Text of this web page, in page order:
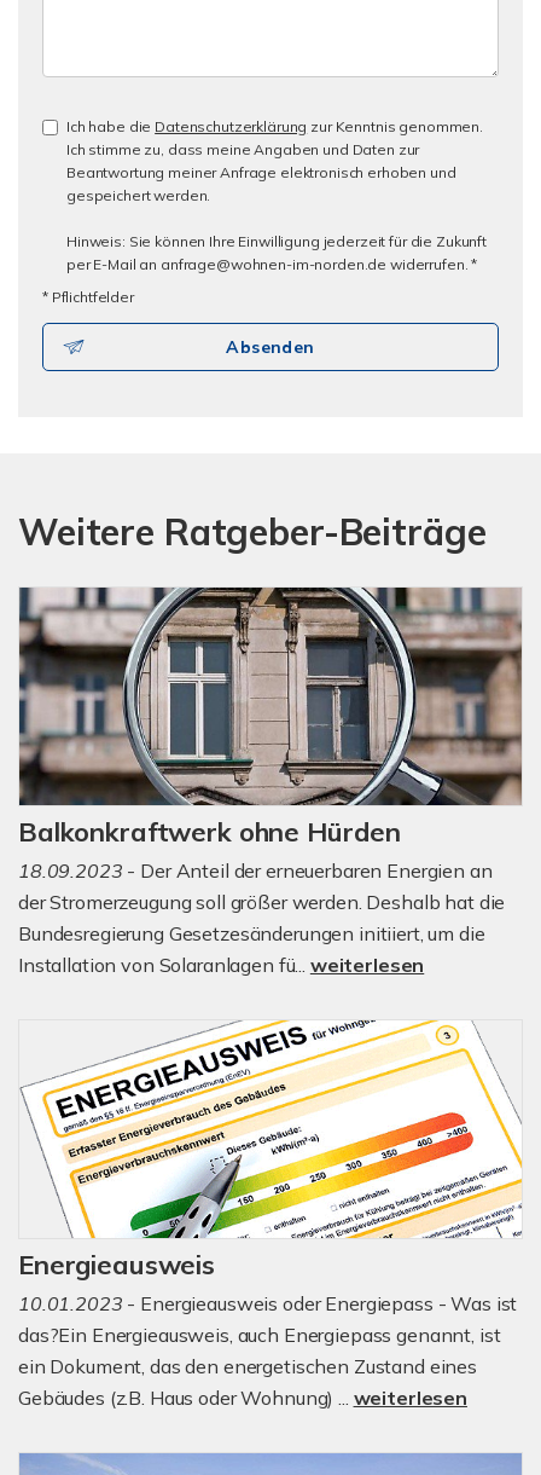
Ich habe die Datenschutzerklärung zur Kenntnis genommen.
Ich stimme zu, dass meine Angaben und Daten zur
Beantwortung meiner Anfrage elektronisch erhoben und
gespeichert werden.
Hinweis: Sie können Ihre Einwilligung jederzeit für die Zukunft
per E-Mail an anfrage@wohnen-im-norden.de widerrufen. *
* Pflichtfelder
Absenden
Weitere Ratgeber-Beiträge
Balkonkraftwerk ohne Hürden
18.09.2023 - Der Anteil der erneuerbaren Energien an
der Stromerzeugung soll größer werden. Deshalb hat die
Bundesregierung Gesetzesänderungen initiiert, um die
Installation von Solaranlagen fü... weiterlesen
Energieausweis
10.01.2023 - Energieausweis oder Energiepass - Was ist
das?Ein Energieausweis, auch Energiepass genannt, ist
ein Dokument, das den energetischen Zustand eines
Gebäudes (z.B. Haus oder Wohnung) ... weiterlesen